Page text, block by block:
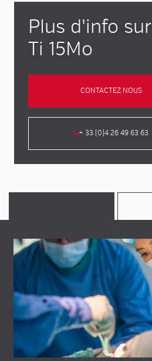
Plus d'info sur
Ti 15Mo
CONTACTEZ NOUS
+ 33 (0)4 26 49 63 63